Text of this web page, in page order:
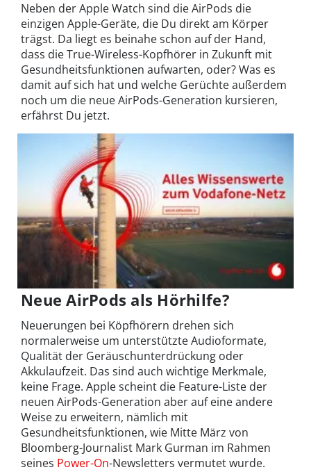
Neben der Apple Watch sind die AirPods die
einzigen Apple-Geräte, die Du direkt am Körper
trägst. Da liegt es beinahe schon auf der Hand,
dass die True-Wireless-Kopfhörer in Zukunft mit
Gesundheitsfunktionen aufwarten, oder? Was es
damit auf sich hat und welche Gerüchte außerdem
noch um die neue AirPods-Generation kursieren,
erfährst Du jetzt.
Neue AirPods als Hörhilfe?
Neuerungen bei Köpfhörern drehen sich
normalerweise um unterstützte Audioformate,
Qualität der Geräuschunterdrückung oder
Akkulaufzeit. Das sind auch wichtige Merkmale,
keine Frage. Apple scheint die Feature-Liste der
neuen AirPods-Generation aber auf eine andere
Weise zu erweitern, nämlich mit
Gesundheitsfunktionen, wie Mitte März von
Bloomberg-Journalist Mark Gurman im Rahmen
seines Power-On-Newsletters vermutet wurde.